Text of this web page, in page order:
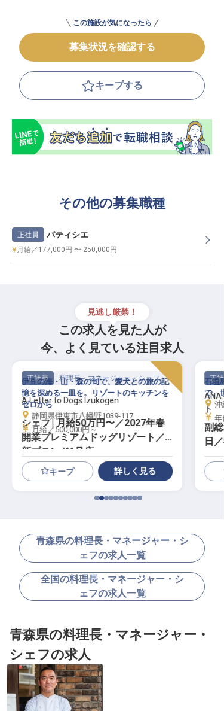
この施設が気になったら
募集状況を確認する
キープする
その他の募集職種
正社員 パティシエ
月給／177,000円 〜 250,000円
見逃し厳禁！
この求人を見た人が
今、よく見ている注目求人
正社員 料理長・マネージャー・シェフ
A Letter to Dogs Izukogen
シェフ│月給50万円〜／2027年春
開業プレミアムドッグリゾート／
新ブランド1号店
伊豆の海・山・森の旬で、愛犬との旅の記
憶を深める一皿を。リゾートのキッチンを
ゼロから
静岡県伊東市八幡野1039-117
月給／500,000円～
キープ 詳しく見る
正社
ANA
ト
副
日
石垣
で、
沖
年
青森県の料理長・マネージャー・シ
ェフの求人一覧
全国の料理長・マネージャー・シ
ェフの求人一覧
青森県の料理長・マネージャー・
シェフの求人